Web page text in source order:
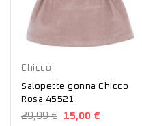
Rosa
Chicco
Salopette gonna Chicco
Rosa 45521
29,99 € 15,00 €